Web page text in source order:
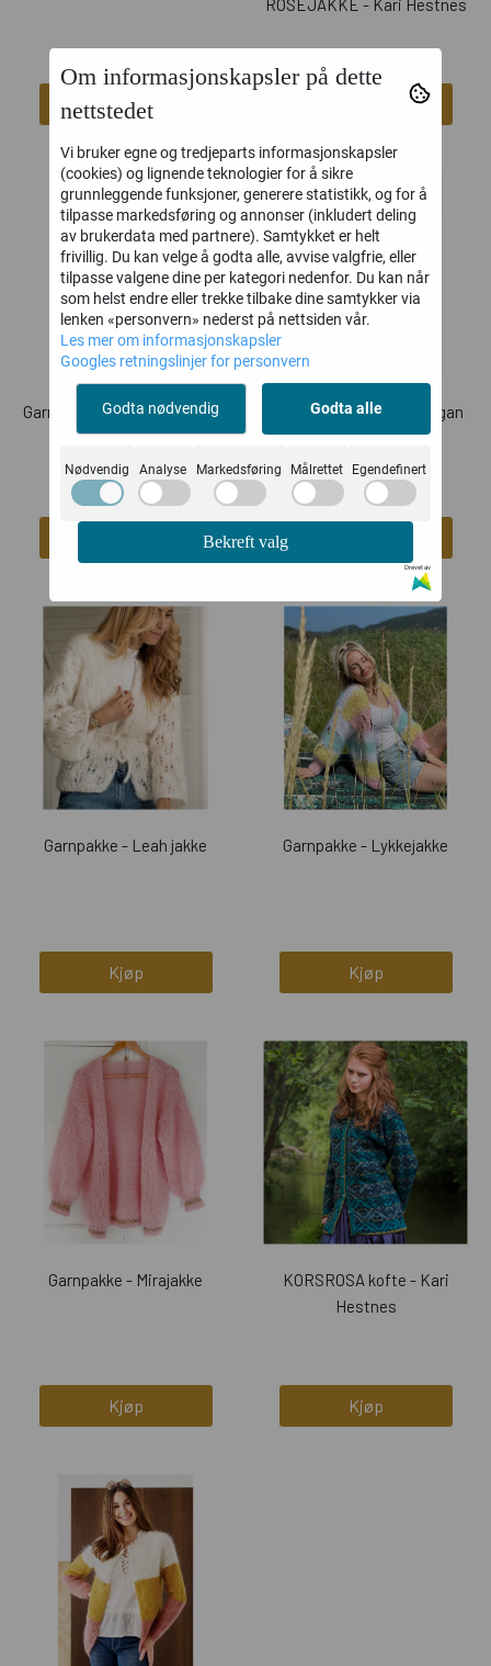
Kjøp
ROSEJAKKE - Kari Hestnes
Garnpakke - Bonnie Cardigan
- Versjon 1
Garnpakke - Fuzzy Cardigan
Garnpakke - Leah jakke
Kjøp
Garnpakke - Lykkejakke
Kjøp
Garnpakke - Mirajakke
Kjøp
KORSROSA kofte - Kari
Hestnes
Kjøp
Om informasjonskapsler på dette
nettstedet
Vi bruker egne og tredjeparts informasjonskapsler
(cookies) og lignende teknologier for å sikre
grunnleggende funksjoner, generere statistikk, og for å
tilpasse markedsføring og annonser (inkludert deling
av brukerdata med partnere). Samtykket er helt
frivillig. Du kan velge å godta alle, avvise valgfrie, eller
tilpasse valgene dine per kategori nedenfor. Du kan når
som helst endre eller trekke tilbake dine samtykker via
lenken «personvern» nederst på nettsiden vår.
Les mer om informasjonskapsler
Googles retningslinjer for personvern
Godta nødvendig Godta alle
Nødvendig Analyse Markedsføring Målrettet Egendefinert
Bekreft valg
Drevet av